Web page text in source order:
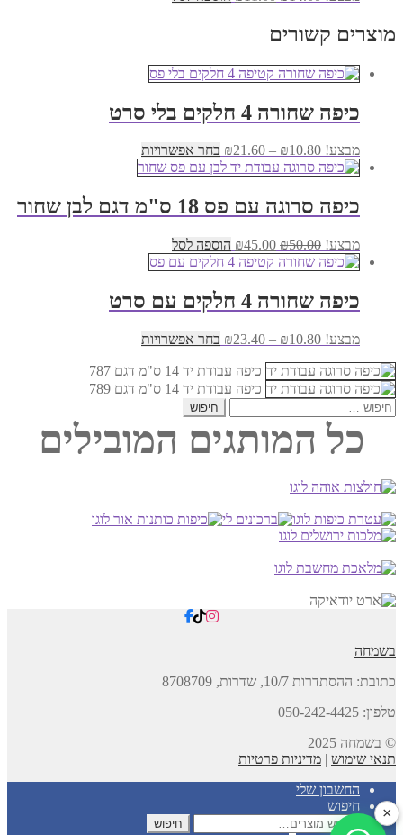
היה:
₪14.00.מוצרים קשורים
כיפה שחורה 4 חלקים בלי סרט
מבצע! ₪10.80
–
₪21.60
טווח
מחירים:
עד
בחר אפשרויותלמוצר
זה
יש
מספר
סוגים.
בעמוד
המוצר
כיפה סרוגה עם פס 18 ס"מ דגם לבן שחור
מבצע! ₪50.00
המחיר
המקורי
היה:
₪50.00.
₪45.00
המחיר
הנוכחי
הוא:
₪45.00.
הוספה לסל
כיפה שחורה 4 חלקים עם סרט
מבצע! ₪10.80
–
₪23.40
טווח
עד
בחר אפשרויות
יש
מספר
לבחור
את
כיפה עבודת יד 14 ס"מ דגם 787
כיפה עבודת יד 14 ס"מ דגם 789
חיפוש:
כל המותגים המובילים
בשמחה
כתובת: ההסתדרות 10/7, שדרות,
8708709
טלפון: 050-242-4425
© בשמחה 2025
תנאי שימוש | מדיניות פרטיות
החשבון שלי
חיפוש
חיפוש
חיפוש
×